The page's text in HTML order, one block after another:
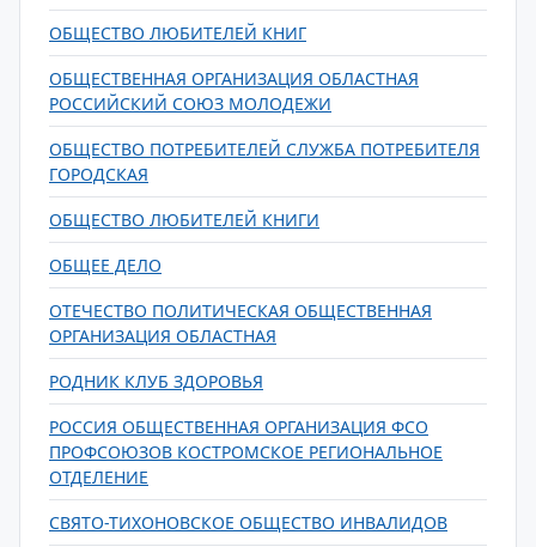
ОБЩЕСТВО ЛЮБИТЕЛЕЙ КНИГ
ОБЩЕСТВЕННАЯ ОРГАНИЗАЦИЯ ОБЛАСТНАЯ
РОССИЙСКИЙ СОЮЗ МОЛОДЕЖИ
ОБЩЕСТВО ПОТРЕБИТЕЛЕЙ СЛУЖБА ПОТРЕБИТЕЛЯ
ГОРОДСКАЯ
ОБЩЕСТВО ЛЮБИТЕЛЕЙ КНИГИ
ОБЩЕЕ ДЕЛО
ОТЕЧЕСТВО ПОЛИТИЧЕСКАЯ ОБЩЕСТВЕННАЯ
ОРГАНИЗАЦИЯ ОБЛАСТНАЯ
РОДНИК КЛУБ ЗДОРОВЬЯ
РОССИЯ ОБЩЕСТВЕННАЯ ОРГАНИЗАЦИЯ ФСО
ПРОФСОЮЗОВ КОСТРОМСКОЕ РЕГИОНАЛЬНОЕ
ОТДЕЛЕНИЕ
СВЯТО-ТИХОНОВСКОЕ ОБЩЕСТВО ИНВАЛИДОВ